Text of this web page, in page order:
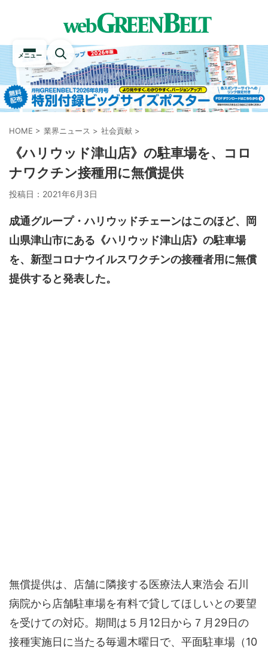
メニュー
HOME > 業界ニュース > 社会貢献 >
《ハリウッド津山店》の駐車場を、コロ
ナワクチン接種用に無償提供
投稿日： 2021年6月3日
成通グループ・ハリウッドチェーンはこのほど、岡
山県津山市にある《ハリウッド津山店》の駐車場
を、新型コロナウイルスワクチンの接種者用に無償
提供すると発表した。
無償提供は、店舗に隣接する医療法人東浩会 石川
病院から店舗駐車場を有料で貸してほしいとの要望
を受けての対応。期間は５月12日から７月29日の
接種実施日に当たる毎週木曜日で、平面駐車場（10